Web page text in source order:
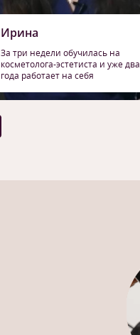
Ирина
За три недели обучилась на
косметолога-эстетиста и уже два
года работает на себя